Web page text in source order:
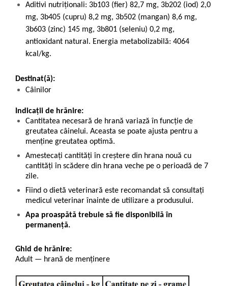
Aditivi nutriţionali: 3b103 (fier) 82,7 mg, 3b202 (iod) 2,0
mg, 3b405 (cupru) 8,2 mg, 3b502 (mangan) 8,6 mg,
3b603 (zinc) 145 mg, 3b801 (seleniu) 0,2 mg,
antioxidant natural. Energia metabolizabilă: 4064
kcal/kg.
Destinat(ă):
Câinilor
Indicații de hrănire:
Cantitatea necesară de hrană variază în funcție de
greutatea câinelui. Aceasta se poate ajusta pentru a
menține greutatea optimă.
Amestecați cantități în creștere din hrana nouă cu
cantități în scădere din hrana veche pe o perioadă de 7
zile.
Fiind o dietă veterinară este recomandat să consultați
medicul veterinar înainte de utilizare a produsului.
Apa proaspătă trebuie să fie disponibilă în
permanență.
Ghid de hrănire:
Adult — hrană de menținere